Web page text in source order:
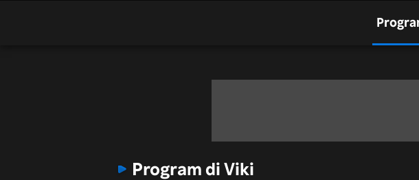
Program di Viki